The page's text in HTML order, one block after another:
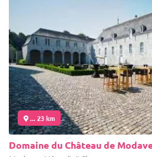
... 23 km
Domaine du Château de